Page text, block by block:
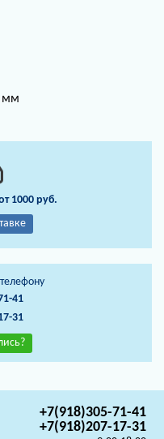
мм
1000 руб.
41
31
+7(918)305-71-41
+7(918)207-17-31